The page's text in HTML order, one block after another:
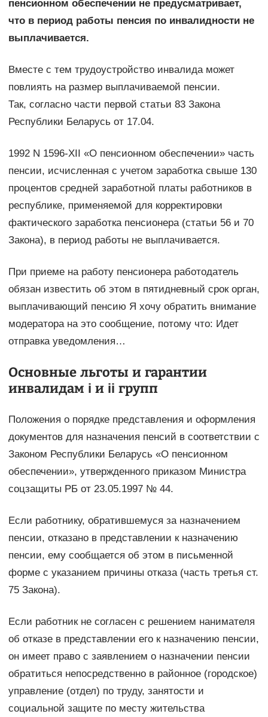
пенсионном обеспечении не предусматривает,
что в период работы пенсия по инвалидности не
выплачивается.
Вместе с тем трудоустройство инвалида может
повлиять на размер выплачиваемой пенсии.
Так, согласно части первой статьи 83 Закона
Республики Беларусь от 17.04.
1992 N 1596-XII «О пенсионном обеспечении» часть
пенсии, исчисленная с учетом заработка свыше 130
процентов средней заработной платы работников в
республике, применяемой для корректировки
фактического заработка пенсионера (статьи 56 и 70
Закона), в период работы не выплачивается.
При приеме на работу пенсионера работодатель
обязан известить об этом в пятидневный срок орган,
выплачивающий пенсию Я хочу обратить внимание
модератора на это сообщение, потому что: Идет
отправка уведомления…
Основные льготы и гарантии
инвалидам i и ii групп
Положения о порядке представления и оформления
документов для назначения пенсий в соответствии с
Законом Республики Беларусь «О пенсионном
обеспечении», утвержденного приказом Министра
соцзащиты РБ от 23.05.1997 № 44.
Если работнику, обратившемуся за назначением
пенсии, отказано в представлении к назначению
пенсии, ему сообщается об этом в письменной
форме с указанием причины отказа (часть третья ст.
75 Закона).
Если работник не согласен с решением нанимателя
об отказе в представлении его к назначению пенсии,
он имеет право с заявлением о назначении пенсии
обратиться непосредственно в районное (городское)
управление (отдел) по труду, занятости и
социальной защите по месту жительства